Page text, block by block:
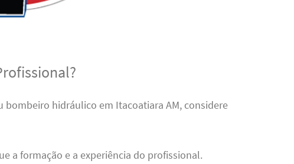
bombeiro hidráulico em Itacoatiara AM, considere
a formação e a experiência do profissional.